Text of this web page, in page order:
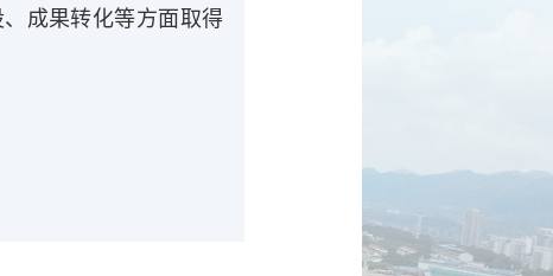
成果转化等方面取得